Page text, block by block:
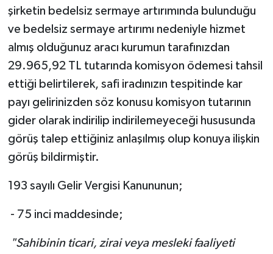
şirketin bedelsiz sermaye artırımında bulunduğu
ve bedelsiz sermaye artırımı nedeniyle hizmet
almış olduğunuz aracı kurumun tarafınızdan
29.965,92 TL tutarında komisyon ödemesi tahsil
ettiği belirtilerek, safi iradınızın tespitinde kar
payı gelirinizden söz konusu komisyon tutarının
gider olarak indirilip indirilemeyeceği hususunda
görüş talep ettiğiniz anlaşılmış olup konuya ilişkin
görüş bildirmiştir.
193 sayılı Gelir Vergisi Kanununun;
- 75 inci maddesinde;
"Sahibinin ticari, zirai veya mesleki faaliyeti